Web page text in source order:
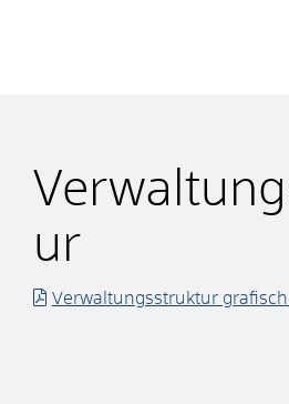
ur
Verwaltungsstruktur grafisch